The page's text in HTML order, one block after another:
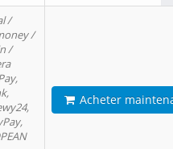
/
/
/
Acheter